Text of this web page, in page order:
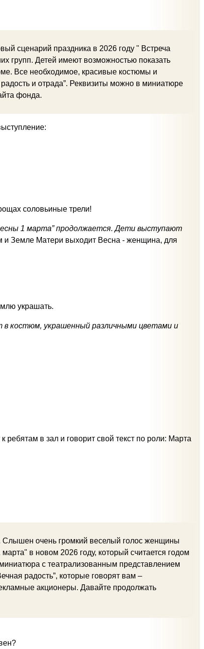
сценарий праздника в 2026 году " Встреча
групп. Детей имеют возможностью показать
Все необходимое, красивые костюмы и
и отрада”. Реквизиты можно в миниатюре
фонда.
соловьиные трели!
1 марта” продолжается. Дети выступают
и Земле Матери выходит Весна - женщина, для
украшать.
костюм, украшенный различными цветами и
ребятам в зал и говорит свой текст по роли: Марта
Слышен очень громкий веселый голос женщины
в новом 2026 году, который считается годом
с театрализованным представлением
радость”, которые говорят вам –
акционеры. Давайте продолжать